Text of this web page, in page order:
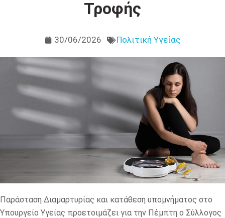
Τροφής
30/06/2026 Πολιτική Υγείας
Παράσταση Διαμαρτυρίας και κατάθεση υπομνήματος στο
Υπουργείο Υγείας προετοιμάζει για την Πέμπτη ο Σύλλογος